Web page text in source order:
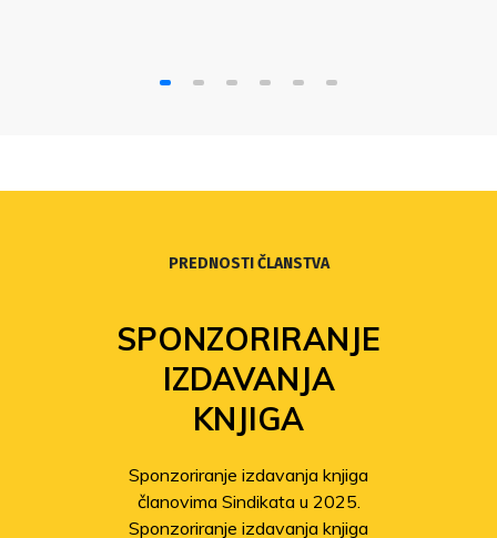
PREDNOSTI ČLANSTVA
SPONZORIRANJE
IZDAVANJA
KNJIGA
Sponzoriranje izdavanja knjiga
članovima Sindikata u 2025.
Sponzoriranje izdavanja knjiga